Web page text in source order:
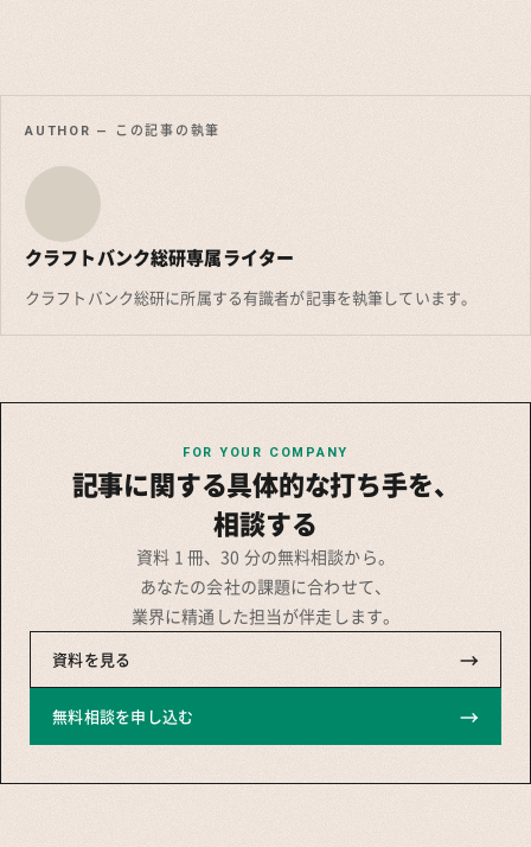
AUTHOR — この記事の執筆
クラフトバンク総研専属ライター
クラフトバンク総研に所属する有識者が記事を執筆しています。
FOR YOUR COMPANY
記事に関する具体的な打ち手を、
相談する
資料 1 冊、30 分の無料相談から。
あなたの会社の課題に合わせて、
業界に精通した担当が伴走します。
資料を見る →
無料相談を申し込む →